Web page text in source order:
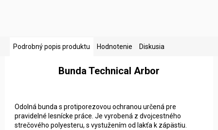
Podrobný popis produktu Hodnotenie Diskusia
Bunda Technical Arbor
Odolná bunda s protiporezovou ochranou určená pre
pravidelné lesnícke práce. Je vyrobená z dvojcestného
strečového polyesteru, s vystužením od lakťa k zápästiu.